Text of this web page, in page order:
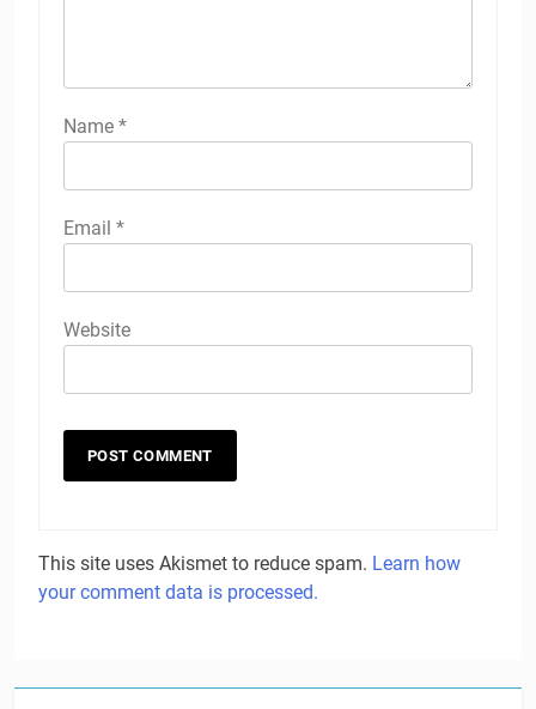
Name *
Email *
Website
This site uses Akismet to reduce spam. Learn how
your comment data is processed.